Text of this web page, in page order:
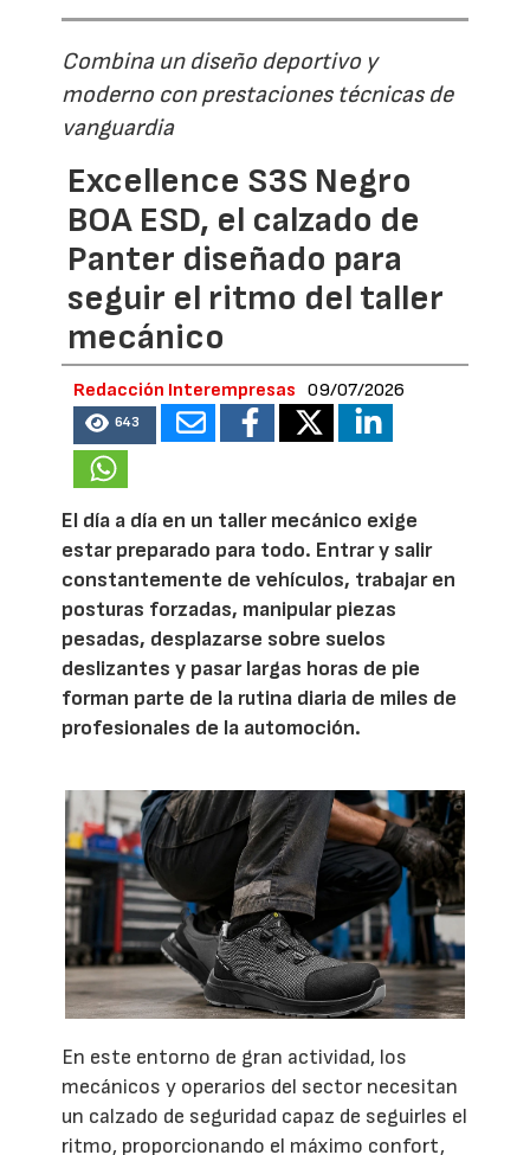
Combina un diseño deportivo y
moderno con prestaciones técnicas de
vanguardia
Excellence S3S Negro
BOA ESD, el calzado de
Panter diseñado para
seguir el ritmo del taller
mecánico
Redacción Interempresas 09/07/2026
643
El día a día en un taller mecánico exige
estar preparado para todo. Entrar y salir
constantemente de vehículos, trabajar en
posturas forzadas, manipular piezas
pesadas, desplazarse sobre suelos
deslizantes y pasar largas horas de pie
forman parte de la rutina diaria de miles de
profesionales de la automoción.
En este entorno de gran actividad, los
mecánicos y operarios del sector necesitan
un calzado de seguridad capaz de seguirles el
ritmo, proporcionando el máximo confort,